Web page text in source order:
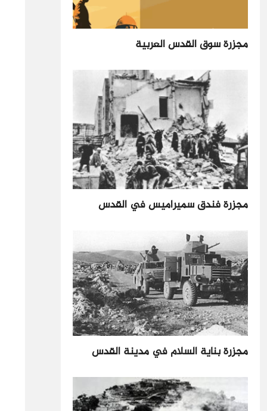
مجزرة سوق القدس العربية
مجزرة فندق سميراميس في القدس
مجزرة بناية السلام في مدينة القدس